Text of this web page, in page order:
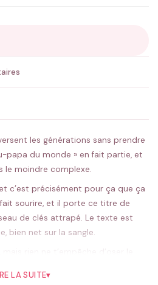
MA DEMANDE ✨
en France✅ Validation avant fabrication
les générations sans prendre
papa du monde » en fait partie, et
le moindre complexe.
c’est précisément pour ça que ça
sourire, et il porte ce titre de
de clés attrapé. Le texte est
bien net sur la sangle.
LA SUITE▾